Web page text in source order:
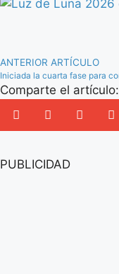
ANTERIOR ARTÍCULO
Comparte el artículo:
PUBLICIDAD